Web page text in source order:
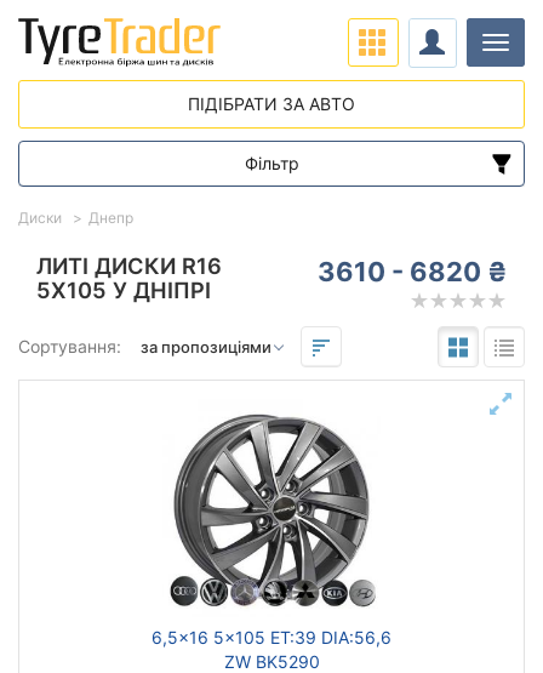
ЛИТІ ДИСКИ R16
5X105 У ДНІПРІ
3610 - 6820 ₴
Сортування:
6,5x16 5x105 ET:39 DIA:56,6
ZW BK5290
Диски Днепр
ПІДІБРАТИ ЗА АВТО
Фільтр
Діапазон цін
від
до
до